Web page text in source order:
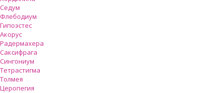
Седум
Флебодиум
Гипоэстес
Акорус
Радермахера
Саксифрага
Сингониум
Тетрастигма
Толмея
Церопегия